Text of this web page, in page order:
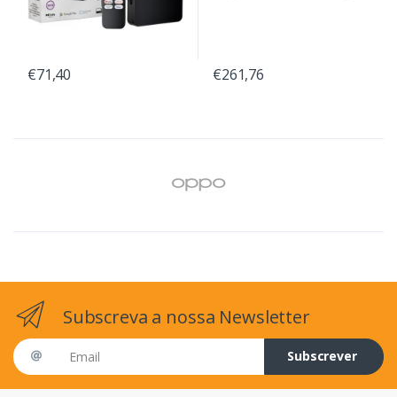
€71,40 €261,76
Subscreva a nossa Newsletter
Email address
Subscrever